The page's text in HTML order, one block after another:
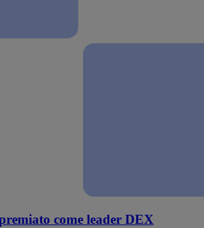
come leader DEX